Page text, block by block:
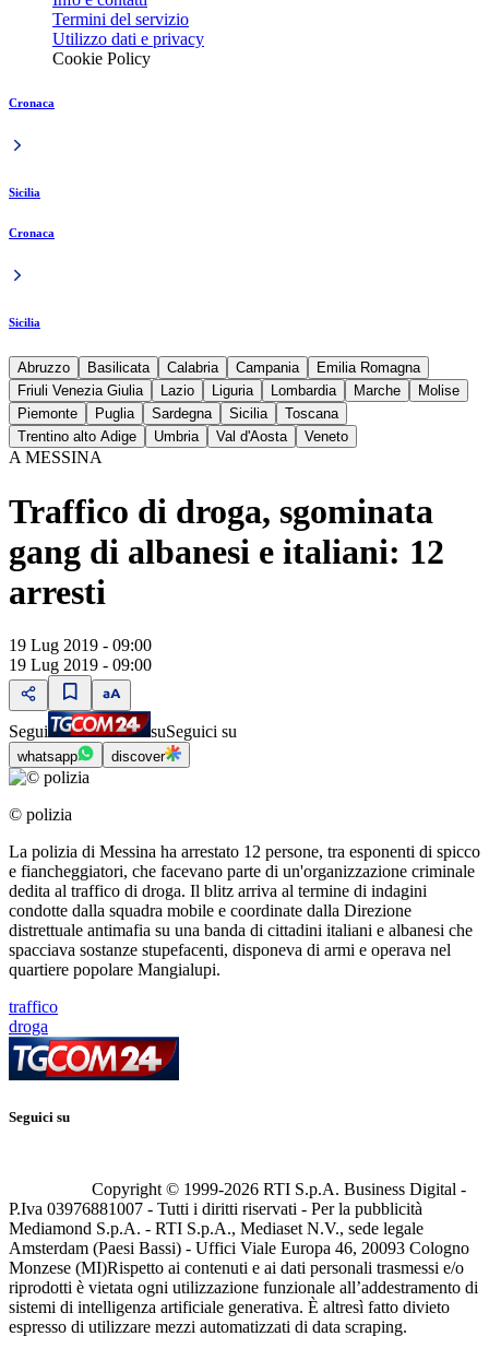
Termini del servizio
Utilizzo dati e privacy
Cookie Policy
Cronaca
Sicilia
Cronaca
Sicilia
Abruzzo Basilicata Calabria Campania
Emilia Romagna
Friuli Venezia Giulia
Lazio Liguria Lombardia Marche
Molise
Piemonte
Puglia Sardegna Sicilia
Toscana
Trentino alto Adige
Umbria Val d'Aosta Veneto
A MESSINA
Traffico di droga, sgominata
gang di albanesi e italiani: 12
arresti
19 Lug 2019 - 09:00
19 Lug 2019 - 09:00
Segui suSeguici su
whatsapp discover
© polizia
La polizia di Messina ha arrestato 12 persone, tra esponenti di spicco
e fiancheggiatori, che facevano parte di un'organizzazione criminale
dedita al traffico di droga. Il blitz arriva al termine di indagini
condotte dalla squadra mobile e coordinate dalla Direzione
distrettuale antimafia su una banda di cittadini italiani e albanesi che
spacciava sostanze stupefacenti, disponeva di armi e operava nel
quartiere popolare Mangialupi.
traffico
droga
Seguici su
Copyright © 1999-2026 RTI S.p.A. Business Digital -
P.Iva 03976881007 - Tutti i diritti riservati - Per la pubblicità
Mediamond S.p.A. - RTI S.p.A., Mediaset N.V., sede legale
Amsterdam (Paesi Bassi) - Uffici Viale Europa 46, 20093 Cologno
Monzese (MI)Rispetto ai contenuti e ai dati personali trasmessi e/o
riprodotti è vietata ogni utilizzazione funzionale all’addestramento di
sistemi di intelligenza artificiale generativa. È altresì fatto divieto
espresso di utilizzare mezzi automatizzati di data scraping.